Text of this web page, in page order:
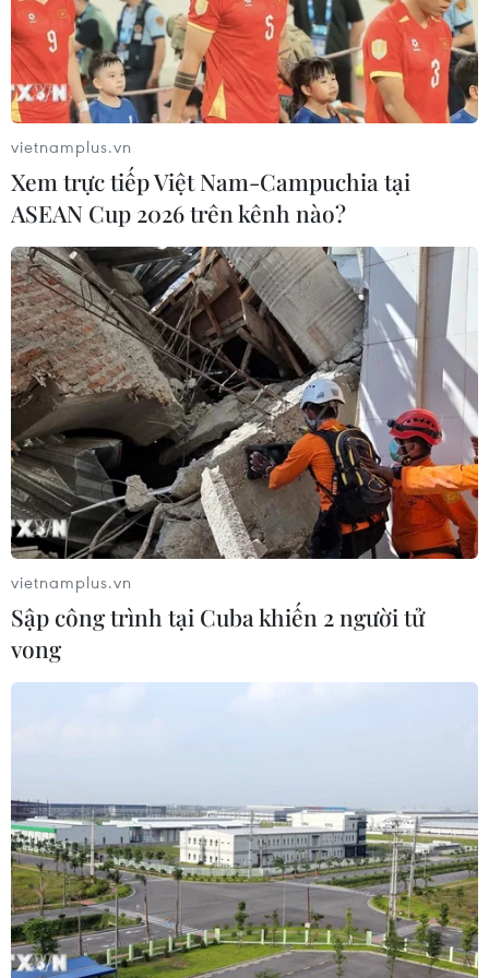
Hạ viện Anh thông qua thỏa thuận của
Thủ tướng Johnson về Brexit
10/01/2020 00:07
Việc Hạ viện Anh phê chuẩn thỏa thuận Brexit đã chấm
dứt một thời kỳ hỗn loạn đầy kịch tính về chính trị, với sự
ra đi của 2 chính phủ và khiến nước này rơi vào hoàn
cảnh bị chia rẽ sâu sắc.
Vấn đề Brexit: EU và Anh cần phải đàm
phán lại 600 thỏa thuận quốc tế
10/01/2020 08:28
Ông Barnier cho rằng "cần phải xây dựng lại tất cả và
thời gian rất ngắn" và nếu Anh và EU đạt được đồng
vietnamplus.vn
Xem trực tiếp Việt Nam-Campuchia tại
ASEAN Cup 2026 trên kênh nào?
vietnamplus.vn
Sập công trình tại Cuba khiến 2 người tử
vong